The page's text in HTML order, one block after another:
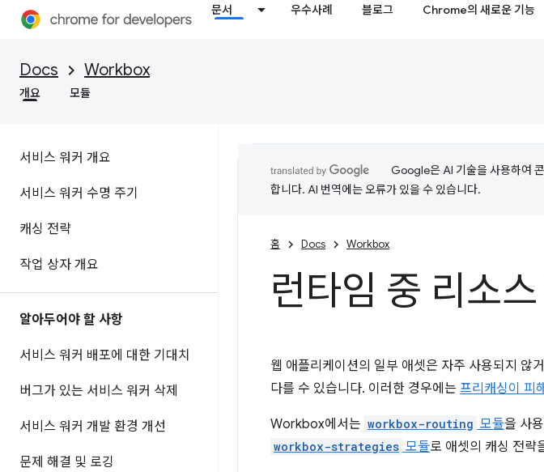
문서 우수사례 블로그 Chrome의 새로운 기능
Docs Workbox
개요 모듈
서비스 워커 개요
서비스 워커 수명 주기
캐싱 전략
작업 상자 개요
알아두어야 할 사항
서비스 워커 배포에 대한 기대치
버그가 있는 서비스 워커 삭제
서비스 워커 개발 환경 개선
문제 해결 및 로깅
Google은 AI 기술을 사용하여
합니다. AI 번역에는 오류가 있을 수 있습니다.
홈 Docs Workbox
런타임 중 리소
웹 애플리케이션의 일부 애셋은 자주 사용되지 않
다를 수 있습니다. 이러한 경우에는 프리캐싱이 피
Workbox에서는 workbox-routing 모듈을 사
workbox-strategies 모듈로 애셋의 캐싱 전략